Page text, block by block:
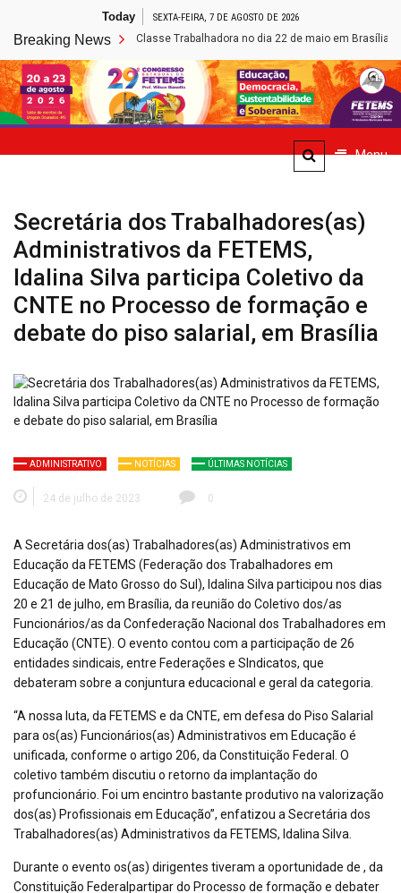
content
Today SEXTA-FEIRA, 7 DE AGOSTO DE 2026
Breaking News
da Marcha da Classe Trabalhadora no dia 22 de maio em Brasília
Menu
Secretária dos Trabalhadores(as)
Administrativos da FETEMS,
Idalina Silva participa Coletivo da
CNTE no Processo de formação e
debate do piso salarial, em Brasília
ADMINISTRATIVO NOTÍCIAS ÚLTIMAS NOTÍCIAS
24 de julho de 2023 0
A Secretária dos(as) Trabalhadores(as) Administrativos em
Educação da FETEMS (Federação dos Trabalhadores em
Educação de Mato Grosso do Sul), Idalina Silva participou nos dias
20 e 21 de julho, em Brasília, da reunião do Coletivo dos/as
Funcionários/as da Confederação Nacional dos Trabalhadores em
Educação (CNTE). O evento contou com a participação de 26
entidades sindicais, entre Federações e SIndicatos, que
debateram sobre a conjuntura educacional e geral da categoria.
“A nossa luta, da FETEMS e da CNTE, em defesa do Piso Salarial
para os(as) Funcionários(as) Administrativos em Educação é
unificada, conforme o artigo 206, da Constituição Federal. O
coletivo também discutiu o retorno da implantação do
profuncionário. Foi um encintro bastante produtivo na valorização
dos(as) Profissionais em Educação”, enfatizou a Secretária dos
Trabalhadores(as) Administrativos da FETEMS, Idalina Silva.
Durante o evento os(as) dirigentes tiveram a oportunidade de , da
Constituição Federalpartipar do Processo de formação e debater